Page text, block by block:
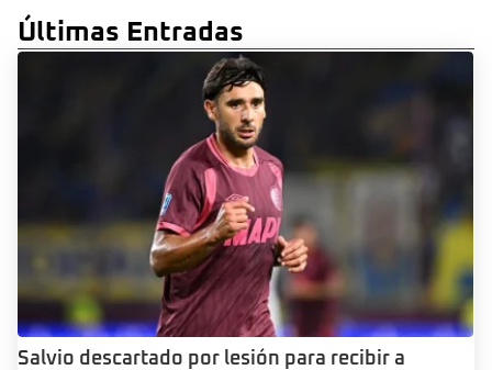
Últimas Entradas
Salvio descartado por lesión para recibir a